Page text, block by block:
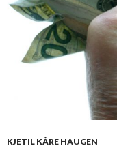
KJETIL KÅRE HAUGEN